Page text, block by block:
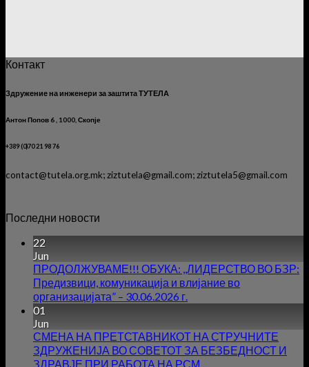
Контакт
Здружение на инженери за заштита ТУТЕЛА
Антон Попов 6 , 1000, Скопје
+389 (0)70 21 98 76
contact@tutela.org.mk; ziztutela@gmail.com; ziztutela5@gmail.com
Последни новости
22
Jun
ПРОДОЛЖУВАМЕ!!! ОБУКА: ,,ЛИДЕРСТВО ВО БЗР:
Предизвици, комуникација и влијание во
организацијата” – 30.06.2026 г.
01
Jun
СМЕНА НА ПРЕТСТАВНИКОТ НА СТРУЧНИТЕ
ЗДРУЖЕНИЈА ВО СОВЕТОТ ЗА БЕЗБЕДНОСТ И
ЗДРАВЈЕ ПРИ РАБОТА НА РСМ